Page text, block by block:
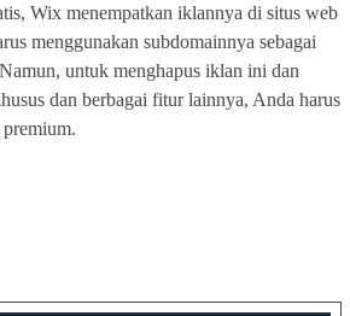
Wix menempatkan iklannya di situs web
menggunakan subdomainnya sebagai
untuk menghapus iklan ini dan
dan berbagai fitur lainnya, Anda harus